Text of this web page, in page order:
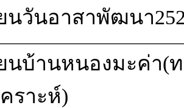
นวันอาสาพัฒนา
ยนบ้านหนองมะค่า(
ราะห์)